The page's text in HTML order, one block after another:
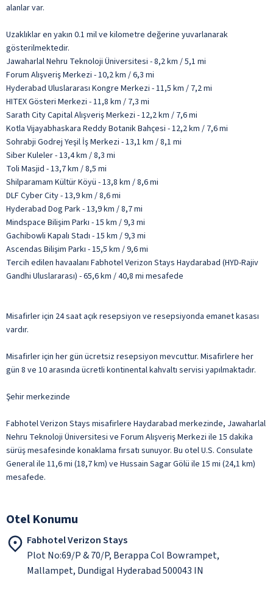
alanlar var.
Uzaklıklar en yakın 0.1 mil ve kilometre değerine yuvarlanarak
gösterilmektedir.
Jawaharlal Nehru Teknoloji Üniversitesi - 8,2 km / 5,1 mi
Forum Alışveriş Merkezi - 10,2 km / 6,3 mi
Hyderabad Uluslararası Kongre Merkezi - 11,5 km / 7,2 mi
HITEX Gösteri Merkezi - 11,8 km / 7,3 mi
Sarath City Capital Alışveriş Merkezi - 12,2 km / 7,6 mi
Kotla Vijayabhaskara Reddy Botanik Bahçesi - 12,2 km / 7,6 mi
Sohrabji Godrej Yeşil İş Merkezi - 13,1 km / 8,1 mi
Siber Kuleler - 13,4 km / 8,3 mi
Toli Masjid - 13,7 km / 8,5 mi
Shilparamam Kültür Köyü - 13,8 km / 8,6 mi
DLF Cyber City - 13,9 km / 8,6 mi
Hyderabad Dog Park - 13,9 km / 8,7 mi
Mindspace Bilişim Parkı - 15 km / 9,3 mi
Gachibowli Kapalı Stadı - 15 km / 9,3 mi
Ascendas Bilişim Parkı - 15,5 km / 9,6 mi
Tercih edilen havaalanı Fabhotel Verizon Stays Haydarabad (HYD-Rajiv
Gandhi Uluslararası) - 65,6 km / 40,8 mi mesafede
Misafirler için 24 saat açık resepsiyon ve resepsiyonda emanet kasası
vardır.
Misafirler için her gün ücretsiz resepsiyon mevcuttur. Misafirlere her
gün 8 ve 10 arasında ücretli kontinental kahvaltı servisi yapılmaktadır.
Şehir merkezinde
Fabhotel Verizon Stays misafirlere Haydarabad merkezinde, Jawaharlal
Nehru Teknoloji Üniversitesi ve Forum Alışveriş Merkezi ile 15 dakika
sürüş mesafesinde konaklama fırsatı sunuyor. Bu otel U.S. Consulate
General ile 11,6 mi (18,7 km) ve Hussain Sagar Gölü ile 15 mi (24,1 km)
mesafede.
Otel Konumu
Fabhotel Verizon Stays
Plot No:69/P & 70/P, Berappa Col Bowrampet,
Mallampet, Dundigal Hyderabad 500043 IN